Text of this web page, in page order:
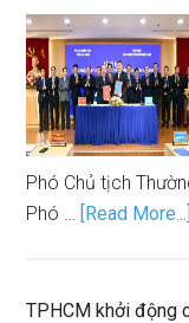
Phó Chủ tịch
Phó … [Read More...]
TPHCM khởi động